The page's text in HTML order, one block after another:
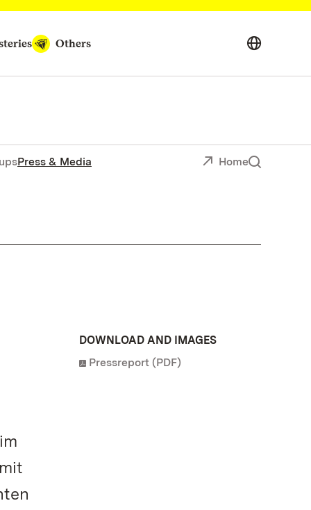
Others
Press & Media Home
DOWNLOAD AND IMAGES
Pressreport (PDF)